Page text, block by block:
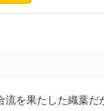
流を果たした織葉だ